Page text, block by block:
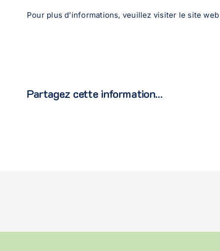
Pour plus d’informations, veuillez visiter le site
Partagez cette information...